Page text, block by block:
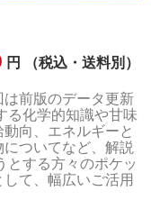
円 （税込・送料別）
前版のデータ更新
る化学的知識や甘味
向、エネルギーと
ついてなど、解説
とする方々のポケッ
て、幅広いご活用